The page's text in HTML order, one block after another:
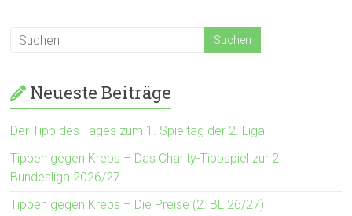
Neueste Beiträge
Der Tipp des Tages zum 1. Spieltag der 2. Liga
Tippen gegen Krebs – Das Charity-Tippspiel zur 2.
Bundesliga 2026/27
Tippen gegen Krebs – Die Preise (2. BL 26/27)